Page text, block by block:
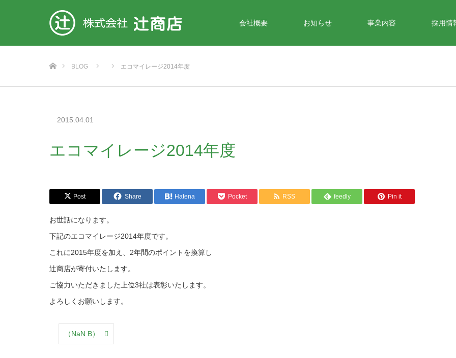
会社概要 お知らせ 事業内容 採用情
BLOG エコマイレージ2014年度
2015.04.01
エコマイレージ2014年度
Post Share Hatena Pocket RSS feedly Pin it
お世話になります。
下記のエコマイレージ2014年度です。
これに2015年度を加え、2年間のポイントを換算し
辻商店が寄付いたします。
ご協力いただきました上位3社は表彰いたします。
よろしくお願いします。
（NaN B）